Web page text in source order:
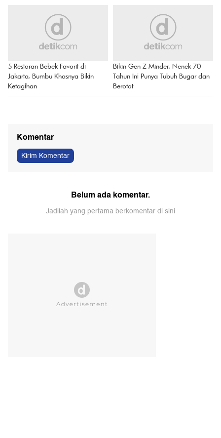
5 Restoran Bebek Favorit di
Jakarta, Bumbu Khasnya Bikin
Ketagihan
Bikin Gen Z Minder, Nenek 70
Tahun Ini Punya Tubuh Bugar dan
Berotot
Komentar
Kirim Komentar
Belum ada komentar.
Jadilah yang pertama berkomentar di sini